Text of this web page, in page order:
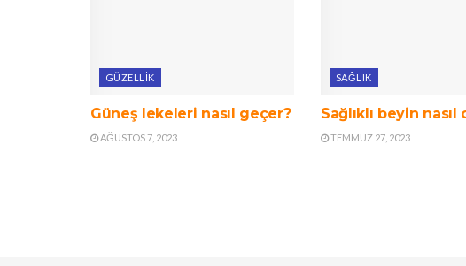
GÜZELLIK
Güneş lekeleri nasıl geçer?
AĞUSTOS 7, 2023
SAĞLIK
Sağlıklı beyin nasıl
TEMMUZ 27, 2023